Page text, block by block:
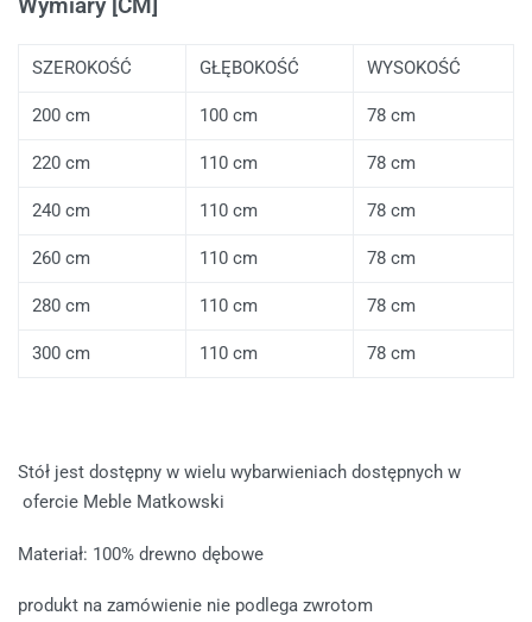
Wymiary [CM]
SZEROKOŚĆ GŁĘBOKOŚĆ WYSOKOŚĆ
200 cm 100 cm 78 cm
220 cm 110 cm 78 cm
240 cm 110 cm 78 cm
260 cm 110 cm 78 cm
280 cm 110 cm 78 cm
300 cm 110 cm 78 cm
Stół jest dostępny w wielu wybarwieniach dostępnych w
ofercie Meble Matkowski
Materiał: 100% drewno dębowe
produkt na zamówienie nie podlega zwrotom